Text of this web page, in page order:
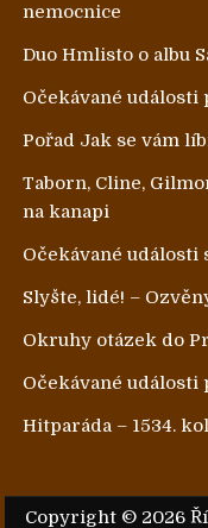
nemocnice
Duo Hmlisto o albu
Očekávané události
Pořad Jak se vám
Taborn, Cline,
na kanapi
Očekávané události
Slyšte, lidé! –
Okruhy otázek do
Očekávané události
Hitparáda – 1534.
Copyright © 2026